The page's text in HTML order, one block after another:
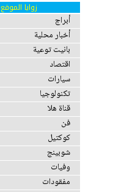
زوايا الموقع
أبراج
أخبار محلية
بانيت توعية
اقتصاد
سيارات
تكنولوجيا
قناة هلا
فن
كوكتيل
شوبينج
وفيات
مفقودات